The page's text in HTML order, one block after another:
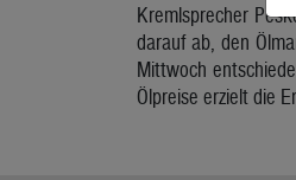
Kremlsprecher
darauf ab, den
Mittwoch
Ölpreise erzielt die